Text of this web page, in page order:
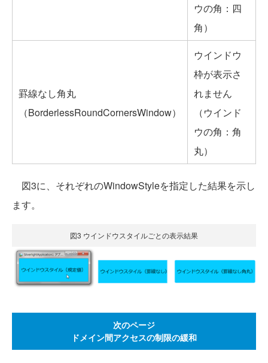
ウの角：四
角）
罫線なし角丸
（BorderlessRoundCornersWindow）
ウインドウ
枠が表示さ
れません
（ウインド
ウの角：角
丸）
図3に、それぞれのWindowStyleを指定した結果を示し
ます。
図3 ウインドウスタイルごとの表示結果
次のページ
ドメイン間アクセスの制限の緩和